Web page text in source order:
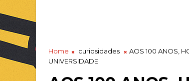
Home curiosidades
AOS 100 ANOS,
UNIVERSIDADE